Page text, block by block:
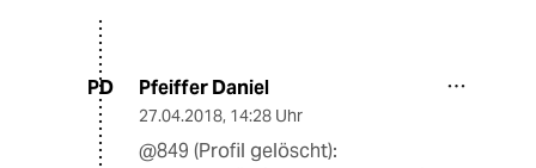
PD Pfeiffer Daniel
27.04.2018, 14:28 Uhr
@849 (Profil gelöscht):